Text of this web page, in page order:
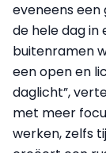
eveneens een
de hele dag in
buitenramen
een open en
daglicht”,
met meer
werken, zelfs